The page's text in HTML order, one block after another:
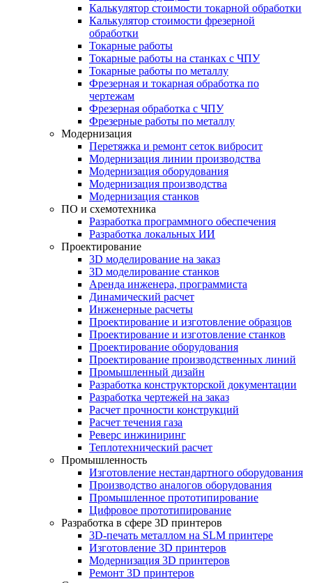
Калькулятор стоимости токарной обработки
Калькулятор стоимости фрезерной
обработки
Токарные работы
Токарные работы на станках с ЧПУ
Токарные работы по металлу
Фрезерная и токарная обработка по
чертежам
Фрезерная обработка с ЧПУ
Фрезерные работы по металлу
Модернизация
Перетяжка и ремонт сеток вибросит
Модернизация линии производства
Модернизация оборудования
Модернизация производства
Модернизация станков
ПО и схемотехника
Разработка программного обеспечения
Разработка локальных ИИ
Проектирование
3D моделирование на заказ
3D моделирование станков
Аренда инженера, программиста
Динамический расчет
Инженерные расчеты
Проектирование и изготовление образцов
Проектирование и изготовление станков
Проектирование оборудования
Проектирование производственных линий
Промышленный дизайн
Разработка конструкторской документации
Разработка чертежей на заказ
Расчет прочности конструкций
Расчет течения газа
Реверс инжиниринг
Теплотехнический расчет
Промышленность
Изготовление нестандартного оборудования
Производство аналогов оборудования
Промышленное прототипирование
Цифровое прототипирование
Разработка в сфере 3D принтеров
3D-печать металлом на SLM принтере
Изготовление 3D принтеров
Модернизация 3D принтеров
Ремонт 3D принтеров